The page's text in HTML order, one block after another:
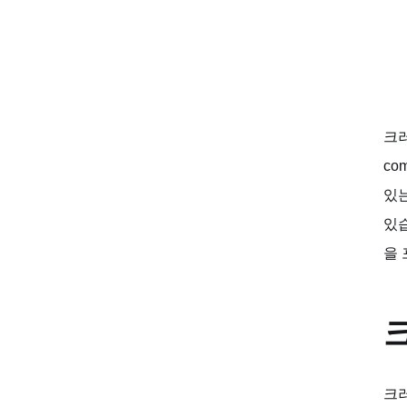
크
있
있
을
크